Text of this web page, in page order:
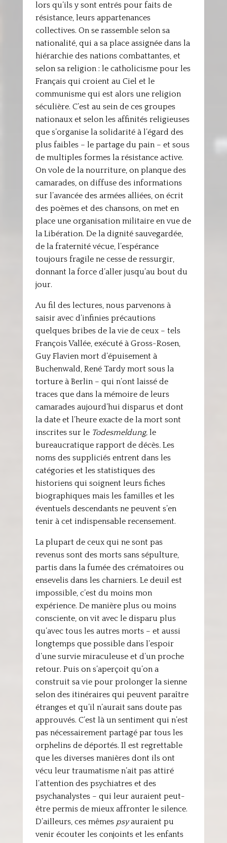
lors qu’ils y sont entrés pour faits de
résistance, leurs appartenances
collectives. On se rassemble selon sa
nationalité, qui a sa place assignée dans la
hiérarchie des nations combattantes, et
selon sa religion : le catholicisme pour les
Français qui croient au Ciel et le
communisme qui est alors une religion
séculière. C’est au sein de ces groupes
nationaux et selon les affinités religieuses
que s’organise la solidarité à l’égard des
plus faibles – le partage du pain – et sous
de multiples formes la résistance active.
On vole de la nourriture, on planque des
camarades, on diffuse des informations
sur l’avancée des armées alliées, on écrit
des poèmes et des chansons, on met en
place une organisation militaire en vue de
la Libération. De la dignité sauvegardée,
de la fraternité vécue, l’espérance
toujours fragile ne cesse de ressurgir,
donnant la force d’aller jusqu’au bout du
jour.
Au fil des lectures, nous parvenons à
saisir avec d’infinies précautions
quelques bribes de la vie de ceux – tels
François Vallée, exécuté à Gross-Rosen,
Guy Flavien mort d’épuisement à
Buchenwald, René Tardy mort sous la
torture à Berlin – qui n’ont laissé de
traces que dans la mémoire de leurs
camarades aujourd’hui disparus et dont
la date et l’heure exacte de la mort sont
inscrites sur le Todesmeldung, le
bureaucratique rapport de décès.Les
noms des suppliciés entrent dans les
catégories et les statistiques des
historiens qui soignent leurs fiches
biographiques mais les familles et les
éventuels descendants ne peuvent s’en
tenir à cet indispensable recensement.
La plupart de ceux qui ne sont pas
revenus sont des morts sans sépulture,
partis dans la fumée des crématoires ou
ensevelis dans les charniers. Le deuil est
impossible, c’est du moins mon
expérience. De manière plus ou moins
consciente, on vit avec le disparu plus
qu’avec tous les autres morts – et aussi
longtemps que possible dans l’espoir
d’une survie miraculeuse et d’un proche
retour. Puis on s’aperçoit qu’on a
construit sa vie pour prolonger la sienne
selon des itinéraires qui peuvent paraître
étranges et qu’il n’aurait sans doute pas
approuvés. C’est là un sentiment qui n’est
pas nécessairement partagé par tous les
orphelins de déportés. Il est regrettable
que les diverses manières dont ils ont
vécu leur traumatisme n’ait pas attiré
l’attention des psychiatres et des
psychanalystes – qui leur auraient peut-
être permis de mieux affronter le silence.
D’ailleurs, ces mêmes psyauraient pu
venir écouter les conjoints et les enfants